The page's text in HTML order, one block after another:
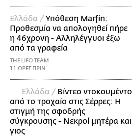
Ελλάδα /Υπόθεση Marfin:
Προθεσμία να απολογηθεί πήρε
η 46χρονη - Αλληλέγγυοι έξω
από τα γραφεία
THE LIFO TEAM
11 ΩΡΕΣ ΠΡΙΝ
Ελλάδα / Βίντεο ντοκουμέντο
από το τροχαίο στις Σέρρες: Η
στιγμή της σφοδρής
σύγκρουσης - Νεκροί μητέρα και
γιος